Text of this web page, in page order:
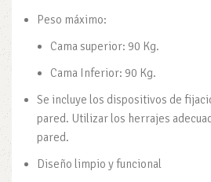
Peso máximo:
Cama superior: 90 Kg.
Cama Inferior: 90 Kg.
Se incluye los dispositivos de
pared. Utilizar los herrajes
pared.
Diseño limpio y funcional